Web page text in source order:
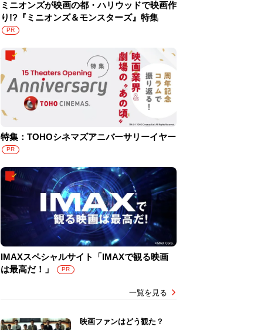
ミニオンズが映画の都・ハリウッドで映画作
り!?『ミニオンズ＆モンスターズ』特集
PR
特集：TOHOシネマズアニバーサリーイヤー
PR
IMAXスペシャルサイト「IMAXで観る映画
は最高だ！」
PR
一覧を見る
映画ファンはどう観た？